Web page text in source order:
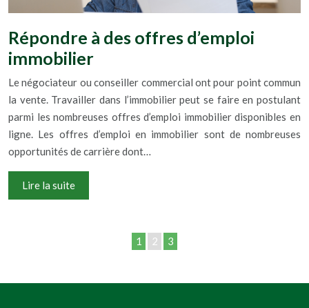
Répondre à des offres d’emploi
immobilier
Le négociateur ou conseiller commercial ont pour point commun
la vente. Travailler dans l’immobilier peut se faire en postulant
parmi les nombreuses offres d’emploi immobilier disponibles en
ligne. Les offres d’emploi en immobilier sont de nombreuses
opportunités de carrière dont…
Lire la suite
1 2 3